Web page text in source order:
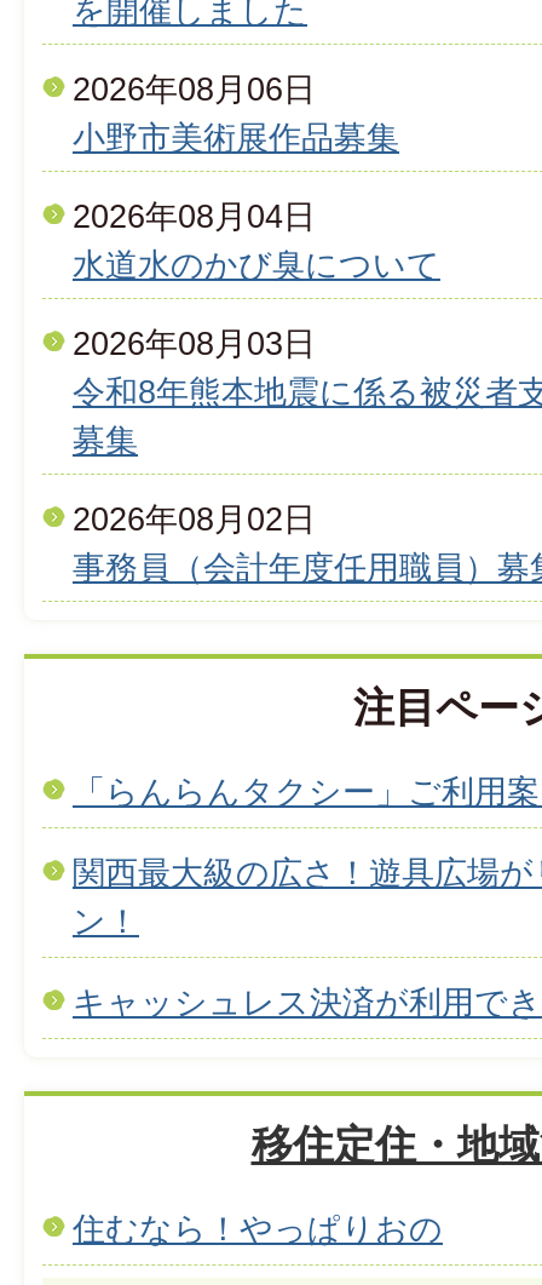
を開催しました
2026年08月06日
小野市美術展作品募集
2026年08月04日
水道水のかび臭について
2026年08月03日
令和8年熊本地震に係る被災者
募集
2026年08月02日
事務員（会計年度任用職員）募
注目ペー
「らんらんタクシー」ご利用
関西最大級の広さ！遊具広場
ン！
キャッシュレス決済が利用で
移住定住・地
住むなら！やっぱりおの